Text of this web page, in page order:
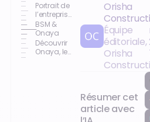
Portrait de
l’entreprise
BSM
BSM &
Onaya
Découvrir
Onaya, le
Orisha
Équipe
éditoriale,
Orisha
Résumer cet
article avec